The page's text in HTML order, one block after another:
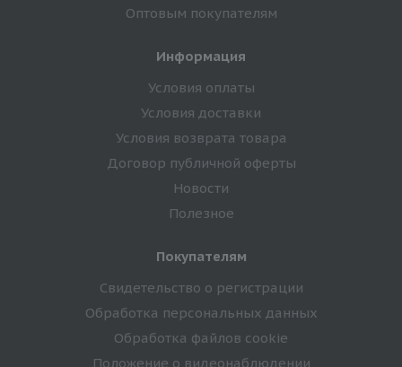
Оптовым покупателям
Информация
Условия оплаты
Условия доставки
Условия возврата товара
Договор публичной оферты
Новости
Полезное
Покупателям
Свидетельство о регистрации
Обработка персональных данных
Обработка файлов cookie
Положение о видеонаблюдении